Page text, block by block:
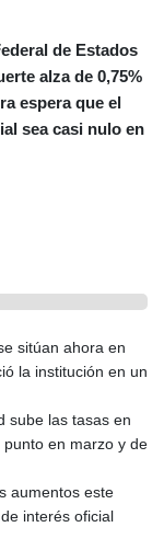
de Estados
alza de 0,75%
espera que el
sea casi nulo en
sitúan ahora en
la institución en un
sube las tasas en
en marzo y de
aumentos este
interés oficial